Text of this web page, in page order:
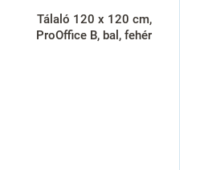
Tálaló 120 x 120 cm,
ProOffice B, bal, fehér